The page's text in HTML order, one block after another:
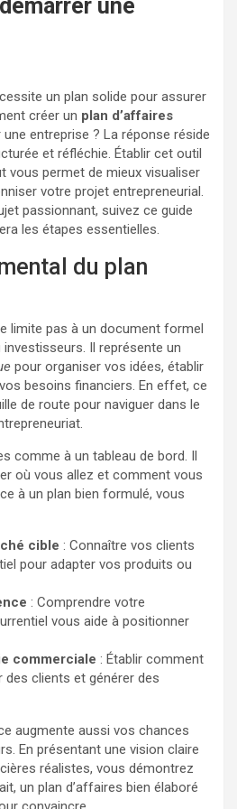
une
un plan solide pour assurer
créer un plan d’affaires
entreprise ? La réponse réside
et réfléchie. Établir cet outil
vous permet de mieux visualiser
votre projet entrepreneurial.
passionnant, suivez ce guide
les étapes essentielles.
du plan
limite pas à un document formel
Il représente un
pour organiser vos idées, établir
besoins financiers. En effet, ce
de route pour naviguer dans le
comme à un tableau de bord. Il
où vous allez et comment vous
à un plan bien formulé, vous
cible : Connaître vos clients
pour adapter vos produits ou
: Comprendre votre
vous aide à positionner
commerciale : Établir comment
clients et générer des
augmente aussi vos chances
En présentant une vision claire
réalistes, vous démontrez
un plan d’affaires bien élaboré